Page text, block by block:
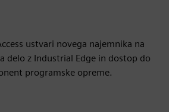
ustvari novega najemnika na
delo z Industrial Edge in dostop do
programske opreme.